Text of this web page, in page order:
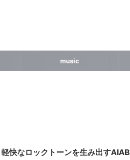
music
快なロックトーンを生み出すAIAB